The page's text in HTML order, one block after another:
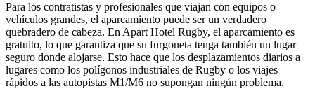
Para los contratistas y profesionales que viajan con equipos o
vehículos grandes, el aparcamiento puede ser un verdadero
quebradero de cabeza. En Apart Hotel Rugby, el aparcamiento es
gratuito, lo que garantiza que su furgoneta tenga también un lugar
seguro donde alojarse. Esto hace que los desplazamientos diarios a
lugares como los polígonos industriales de Rugby o los viajes
rápidos a las autopistas M1/M6 no supongan ningún problema.